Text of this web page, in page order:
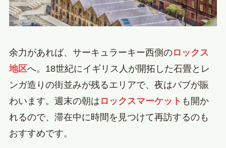
余力があれば、サーキュラーキー西側のロックス
地区へ。18世紀にイギリス人が開拓した石畳とレ
ンガ造りの街並みが残るエリアで、夜はパブが賑
わいます。週末の朝は ロックスマーケット も開か
れるので、滞在中に時間を見つけて再訪するのも
おすすめです。